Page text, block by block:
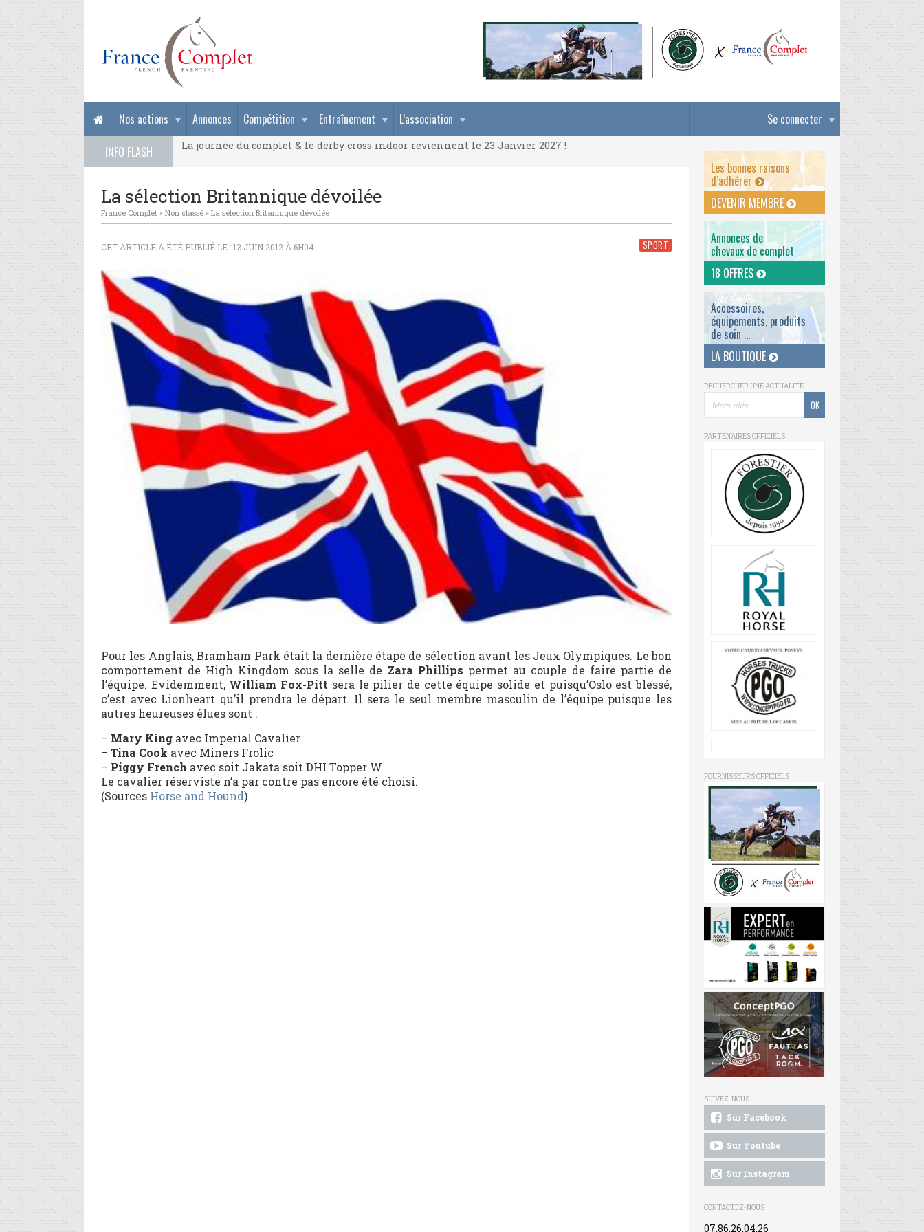
Se connecter
Nos actions Annonces Compétition Entraînement
L’association
INFO FLASH
La journée du complet & le derby cross indoor reviennent le 23 Janvier 2027 !
La journée du complet & le derby cross indoor reviennent le 23 Janvier 2027 !
La sélection Britannique dévoilée
France Complet » Non classé » La sélection Britannique dévoilée
SPORT
CET ARTICLE A ÉTÉ PUBLIÉ LE : 12 JUIN 2012 À 6H04
Pour les Anglais, Bramham Park était la dernière étape de sélection avant les Jeux Olympiques. Le bon
comportement de High Kingdom sous la selle de Zara Phillips permet au couple de faire partie de
l’équipe. Evidemment, William Fox-Pitt sera le pilier de cette équipe solide et puisqu’Oslo est blessé,
c’est avec Lionheart qu’il prendra le départ. Il sera le seul membre masculin de l’équipe puisque les
autres heureuses élues sont :
– Mary King avec Imperial Cavalier
– Tina Cook avec Miners Frolic
– Piggy French avec soit Jakata soit DHI Topper W
Le cavalier réserviste n’a par contre pas encore été choisi.
(Sources Horse and Hound)
Les bonnes raisons
d’adhérer
DEVENIR MEMBRE
Annonces de
chevaux de complet
18 OFFRES
Accessoires,
équipements, produits
de soin ...
LA BOUTIQUE
RECHERCHER UNE ACTUALITÉ
PARTENAIRES OFFICIELS
FOURNISSEURS OFFICIELS
SUIVEZ-NOUS
Sur Facebook
Sur Youtube
Sur Instagram
CONTACTEZ-NOUS
07.86.26.04.26